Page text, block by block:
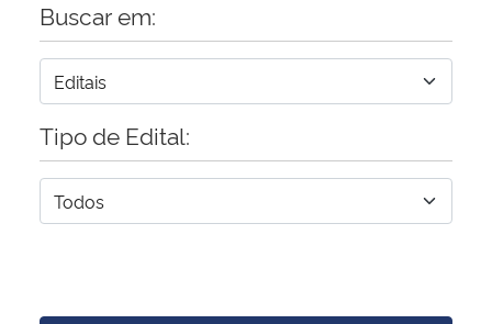
Buscar em:
Tipo de Edital: